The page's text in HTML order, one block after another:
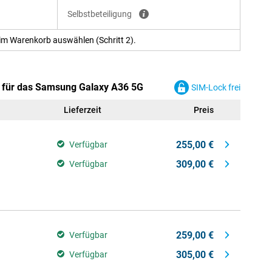
Selbstbeteiligung
Warenkorb auswählen (Schritt 2).
das Samsung Galaxy A36 5G SIM-Lock frei
Lieferzeit Preis
Verfügbar 255,00 €
Verfügbar 309,00 €
Verfügbar 259,00 €
Verfügbar 305,00 €